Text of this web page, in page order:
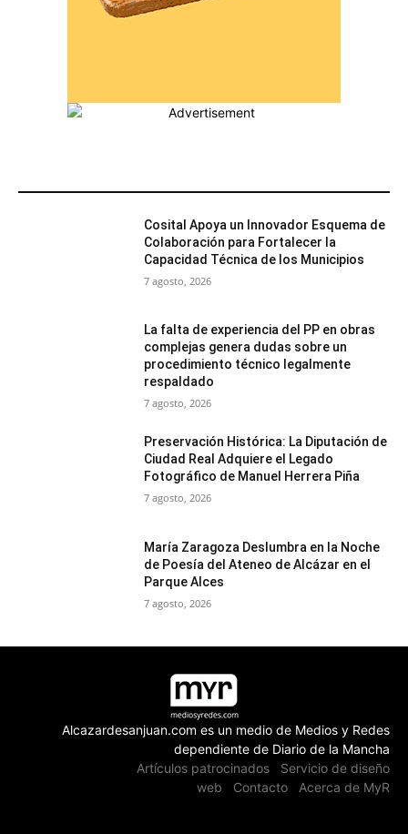
Cosital Apoya un Innovador Esquema de
Colaboración para Fortalecer la
Capacidad Técnica de los Municipios
7 agosto, 2026
La falta de experiencia del PP en obras
complejas genera dudas sobre un
procedimiento técnico legalmente
respaldado
7 agosto, 2026
Preservación Histórica: La Diputación de
Ciudad Real Adquiere el Legado
Fotográfico de Manuel Herrera Piña
7 agosto, 2026
María Zaragoza Deslumbra en la Noche
de Poesía del Ateneo de Alcázar en el
Parque Alces
7 agosto, 2026
Alcazardesanjuan.com es un medio de Medios y Redes
dependiente de Diario de la Mancha
Artículos patrocinados
Servicio de diseño
web
Contacto Acerca de MyR